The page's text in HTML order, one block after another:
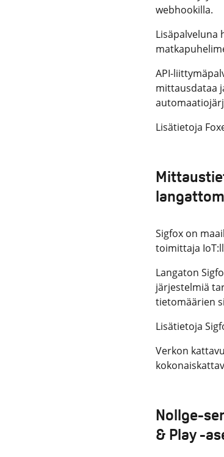
webhookilla.
Lisäpalveluna
API-
mittausdataa
Lisätietoja
Sigfox on
toimittaja
Langaton
järjestelmiä
tietomäärien
Lisätietoja
Verkon
Nollge-
& Play -